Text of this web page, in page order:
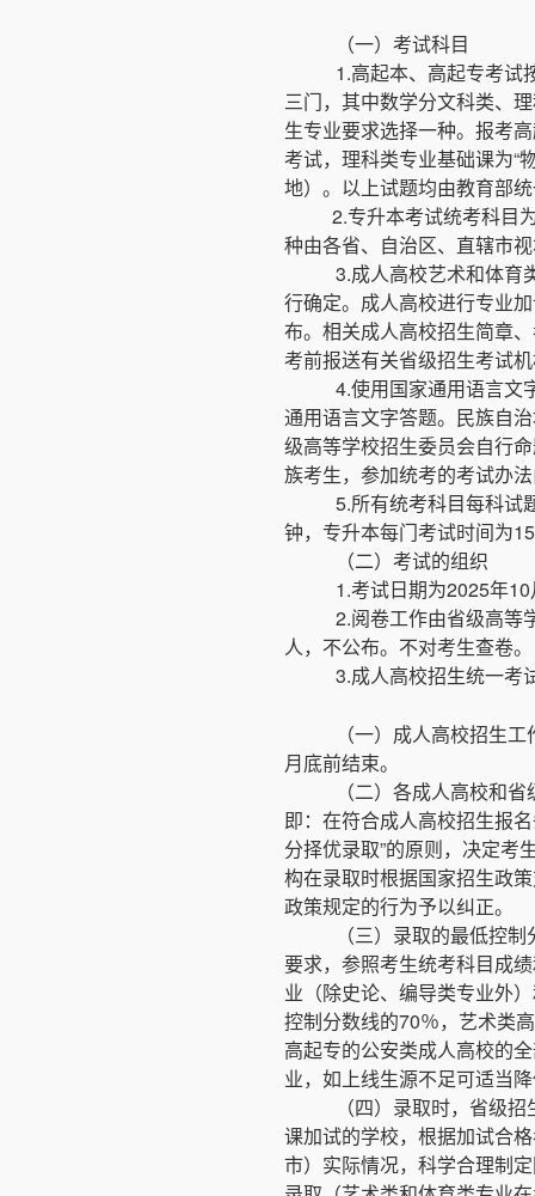
（一）考试科目
1.高起本、高起专考试
三门，其中数学分文科类、
生专业要求选择一种。报考
考试，理科类专业基础课为“
地）。以上试题均由教育部
2.专升本考试统考科目
种由各省、自治区、直辖市
3.成人高校艺术和体育
行确定。成人高校进行专业
布。相关成人高校招生简章
考前报送有关省级招生考试
4.使用国家通用语言文
通用语言文字答题。民族自
级高等学校招生委员会自行
族考生，参加统考的考试办
5.所有统考科目每科试
钟，专升本每门考试时间为
（二）考试的组织
1.考试日期为2025年
2.阅卷工作由省级高等
人，不公布。不对考生查卷。
3.成人高校招生统一考
（一）成人高校招生
月底前结束。
（二）各成人高校和
即：在符合成人高校招生报
分择优录取”的原则，决定考
构在录取时根据国家招生政
政策规定的行为予以纠正。
（三）录取的最低控
要求，参照考生统考科目成
业（除史论、编导类专业外
控制分数线的70％，艺术类
高起专的公安类成人高校的
业，如上线生源不足可适当
（四）录取时，省级
课加试的学校，根据加试合
市）实际情况，科学合理制